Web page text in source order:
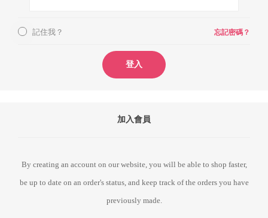
記住我？ 忘記密碼？
登入
加入會員
By creating an account on our website, you will be able to shop faster,
be up to date on an order's status, and keep track of the orders you have
previously made.